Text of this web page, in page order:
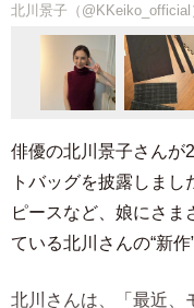
北川景子（@KKeiko_official
俳優の北川景子さんが
トバッグを披露しま
ピースなど、娘にさま
ている北川さんの“新作
北川さんは、「最近、